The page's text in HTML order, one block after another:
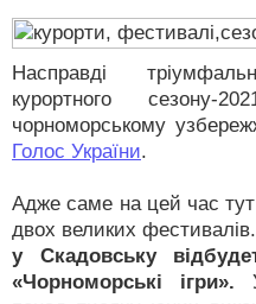
Насправді
курортного
чорноморському
Голос України.
Адже саме на цей час
двох великих
у Скадовську
«Чорноморські ігри».